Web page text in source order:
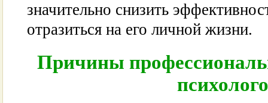
значительно снизить
отразиться на его личной жизни.
Причины